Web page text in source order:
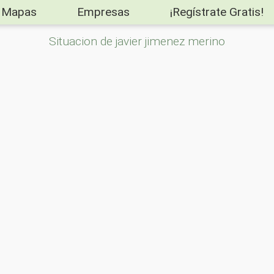
Mapas Empresas ¡Regístrate Gratis!
Situacion de javier jimenez merino